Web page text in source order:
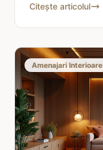
Citește articolul
Amenajari Interioare